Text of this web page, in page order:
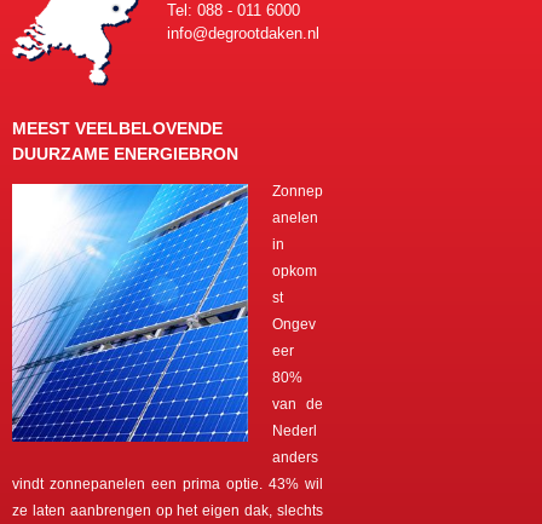
Tel: 088 - 011 6000
info@degrootdaken.nl
MEEST VEELBELOVENDE
DUURZAME ENERGIEBRON
Zonnep
anelen
in
opkom
st
Ongev
eer
80%
van de
Nederl
anders
vindt zonnepanelen een prima optie. 43% wil
ze laten aanbrengen op het eigen dak, slechts